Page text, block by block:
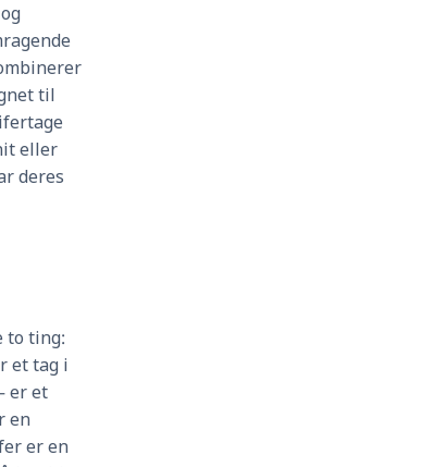
til
eller
deres
to ting:
et tag i
er et
en
er en